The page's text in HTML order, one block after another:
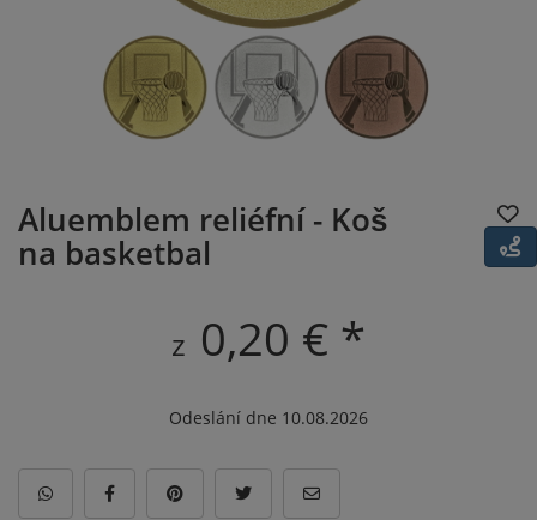
Aluemblem reliéfní - Koš
na basketbal
z 0,20 € *
Odeslání dne 10.08.2026